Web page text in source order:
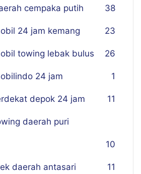
cempaka putih 38
24 jam kemang 23
towing lebak bulus 26
24 jam 1
depok 24 jam 11
daerah puri
10
daerah antasari 11